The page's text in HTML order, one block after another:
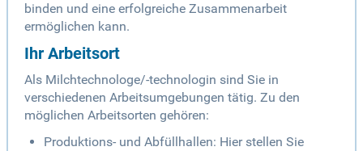
binden und eine erfolgreiche Zusammenarbeit
ermöglichen kann.
Ihr Arbeitsort
Als Milchtechnologe/-technologin sind Sie in
verschiedenen Arbeitsumgebungen tätig. Zu den
möglichen Arbeitsorten gehören:
Produktions- und Abfüllhallen: Hier stellen Sie